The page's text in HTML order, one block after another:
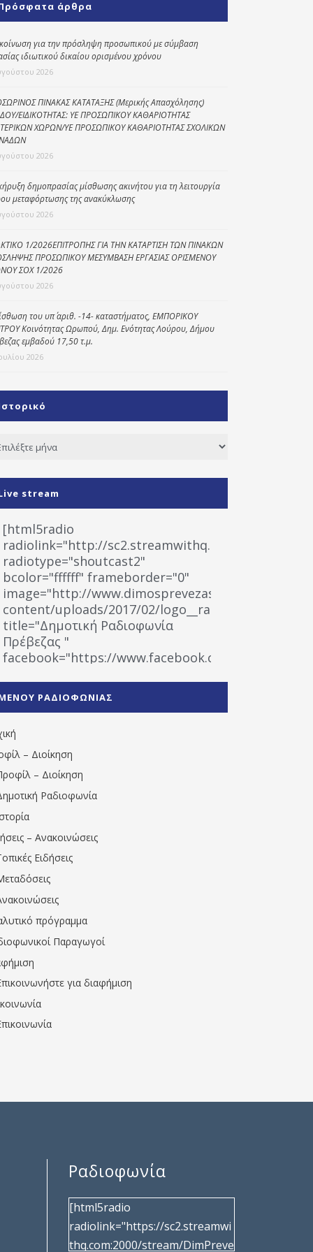
Kοινωνικό
φαρμακείο
Πρόγραμμα
“Βοήθεια στο σπίτι”
Κέντρο Ημερήσιας
Φροντίδας
άρθρα
για την πρόσληψη προσωπικού με σύμβαση
ιδιωτικού δικαίου ορισμένου χρόνου
2026
ΠΙΝΑΚΑΣ ΚΑΤΑΤΑΞΗΣ (Μερικής Απασχόλησης)
ΕΙΔΙΚΟΤΗΤΑΣ: ΥΕ ΠΡΟΣΩΠΙΚΟΥ ΚΑΘΑΡΙΟΤΗΤΑΣ
ΧΩΡΩΝ/ΥΕ ΠΡΟΣΩΠΙΚΟΥ ΚΑΘΑΡΙΟΤΗΤΑΣ ΣΧΟΛΙΚΩΝ
2026
δημοπρασίας μίσθωσης ακινήτου για τη λειτουργία
μεταφόρτωσης της ανακύκλωσης
2026
1/2026ΕΠΙΤΡΟΠΗΣ ΓΙΑ ΤΗΝ ΚΑΤΑΡΤΙΣΗ ΤΩΝ ΠΙΝΑΚΩΝ
ΠΡΟΣΩΠΙΚΟΥ ΜΕΣΥΜΒΑΣΗ ΕΡΓΑΣΙΑΣ ΟΡΙΣΜΕΝΟΥ
ΣΟΧ 1/2026
2026
του υπ΄ αριθ. -14- καταστήματος, ΕΜΠΟΡΙΚΟΥ
Κοινότητας Ωρωπού, Δημ. Ενότητας Λούρου, Δήμου
εμβαδού 17,50 τ.μ.
2026
stream
[html5radio
radiolink="http://sc2.streamwithq.com:8028/
radiotype="shoutcast2"
bcolor="ffffff" frameborder="0"
image="http://www.dimosprevezas.gr/wp-
content/uploads/2017/02/logo__radiofonias.jpg"
title="Δημοτική Ραδιοφωνία
Πρέβεζας "
facebook="https://www.facebook.com/
1531194763766854/" artist="" ]
ΡΑΔΙΟΦΩΝΙΑΣ
– Διοίκηση
– Διοίκηση
Ραδιοφωνία
– Ανακοινώσεις
Ειδήσεις
πρόγραμμα
Παραγωγοί
για διαφήμιση
Ραδιοφωνία
[html5radio
radiolink="https://sc2.streamwi
thq.com:2000/stream/DimPreve